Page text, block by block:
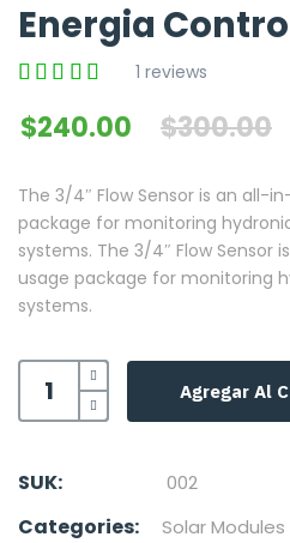
Energia
1 reviews
$300.00
$240.00
The 3/4″ Flow Sensor is an all-
package for monitoring
systems. The 3/4″ Flow Sensor
usage package for monitoring
systems.
Agregar Al
SUK: 002
Categories: Solar Modules